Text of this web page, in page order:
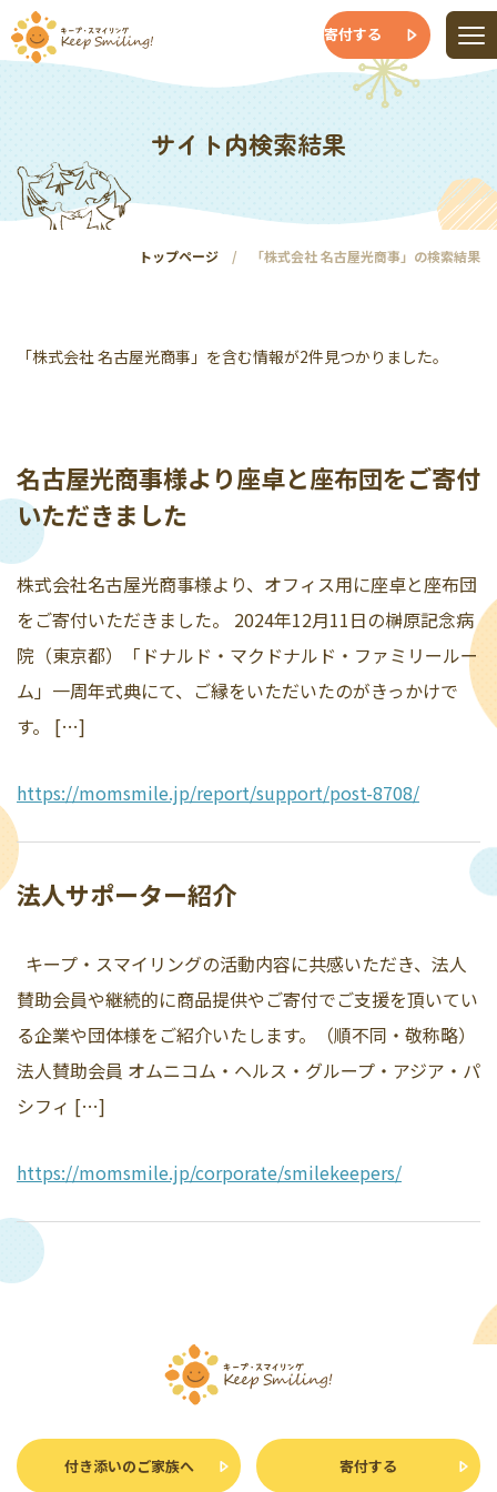
寄付する
サイト内検索結果
トップページ 「株式会社 名古屋光商事」の検索結果
「株式会社 名古屋光商事」を含む情報が2件見つかりました。
名古屋光商事様より座卓と座布団をご寄付
いただきました
株式会社名古屋光商事様より、オフィス用に座卓と座布団
をご寄付いただきました。 2024年12月11日の榊原記念病
院（東京都）「ドナルド・マクドナルド・ファミリールー
ム」一周年式典にて、ご縁をいただいたのがきっかけで
す。 […]
https://momsmile.jp/report/support/post-8708/
法人サポーター紹介
キープ・スマイリングの活動内容に共感いただき、法人
賛助会員や継続的に商品提供やご寄付でご支援を頂いてい
る企業や団体様をご紹介いたします。（順不同・敬称略）
法人賛助会員 オムニコム・ヘルス・グループ・アジア・パ
シフィ […]
https://momsmile.jp/corporate/smilekeepers/
付き添いのご家族へ 寄付する